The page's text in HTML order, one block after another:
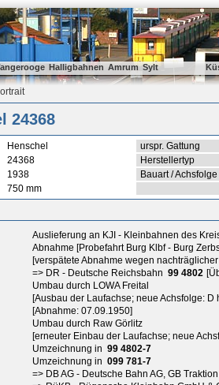
Halligbahnen Amrum Sylt
24368
Henschel urspr. Gattung
24368
Herstellertyp
1938 Bauart / Achsfolge
750 mm
Auslieferung an KJI - Kleinbahnen des
Abnahme [Probefahrt Burg Klbf - Burg
[verspätete Abnahme wegen
=> DR - Deutsche Reichsbahn 99 4802
Umbau durch LOWA Freital
[Ausbau der Laufachse; neue Achsfolge: D
[Abnahme: 07.09.1950]
Umbau durch Raw Görlitz
[erneuter Einbau der Laufachse; neue
Umzeichnung in 99 4802-7
Umzeichnung in 099 781-7
=> DB AG - Deutsche Bahn AG, GB Traktion